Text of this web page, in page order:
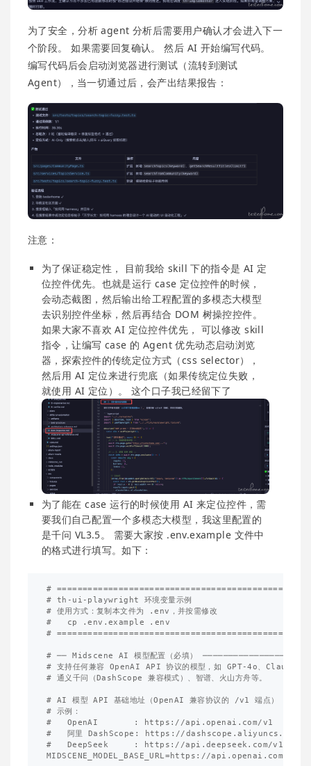
为了安全，分析 agent 分析后需要用户确认才会进入下一
个阶段。 如果需要回复确认。 然后 AI 开始编写代码。
编写代码后会启动浏览器进行测试（流转到测试
Agent），当一切通过后，会产出结果报告：
注意：
为了保证稳定性， 目前我给 skill 下的指令是 AI 定
位控件优先。也就是运行 case 定位控件的时候，
会动态截图，然后输出给工程配置的多模态大模型
去识别控件坐标，然后再结合 DOM 树操控控件。
如果大家不喜欢 AI 定位控件优先， 可以修改 skill
指令，让编写 case 的 Agent 优先动态启动浏览
器，探索控件的传统定位方式（css selector），
然后用 AI 定位来进行兜底（如果传统定位失败，
就使用 AI 定位）。 这个口子我已经留下了
为了能在 case 运行的时候使用 AI 来定位控件，需
要我们自己配置一个多模态大模型，我这里配置的
是千问 VL3.5。 需要大家按 .env.example 文件中
的格式进行填写。如下：
#
# th-ui-playwright 环境变量示例
# 使用方式：复制本文件为 .env，并按需修改
#   cp .env.example .env
#
# ── Midscene AI 模型配置（必填）
# 支持任何兼容 OpenAI API 协议的模型，如 GPT-4o、Claude、
# 通义千问（DashScope 兼容模式）、智谱、火山方舟等。
# AI 模型 API 基础地址（OpenAI 兼容协议的 /v1 端点）
# 示例：
#   OpenAI       : https://api.openai.com/v1
#   阿里 DashScope: https://dashscope.aliyuncs.com/
#   DeepSeek     : https://api.deepseek.com/v1
MIDSCENE_MODEL_BASE_URL=https://api.openai.com/v1